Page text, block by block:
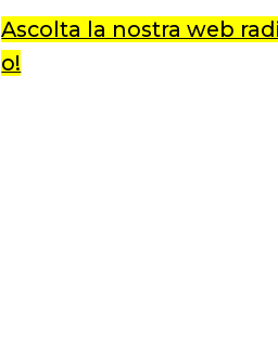
Ascolta la nostra web
o!